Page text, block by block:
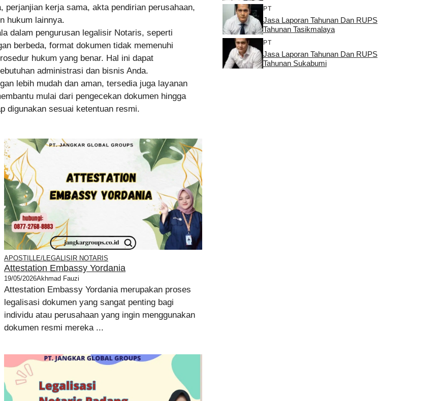
kerja sama, akta pendirian perusahaan,
hukum lainnya.
dalam pengurusan legalisir Notaris, seperti
berbeda, format dokumen tidak memenuhi
hukum yang benar. Hal ini dapat
administrasi dan bisnis Anda.
lebih mudah dan aman, tersedia juga layanan
mulai dari pengecekan dokumen hingga
digunakan sesuai ketentuan resmi.
APOSTILLE/LEGALISIR NOTARIS
Attestation Embassy Yordania
19/05/2026Akhmad Fauzi
Attestation Embassy Yordania merupakan proses
legalisasi dokumen yang sangat penting bagi
individu atau perusahaan yang ingin menggunakan
dokumen resmi mereka ...
PT
Jasa Laporan Tahunan Dan RUPS
Tahunan Tasikmalaya
PT
Jasa Laporan Tahunan Dan RUPS
Tahunan Sukabumi